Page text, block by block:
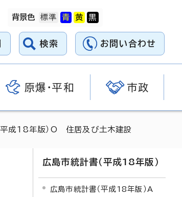
背景色
検索 お問い合わせ
原爆・平和 市政
成18年版）O 住居及び土木建設
広島市統計書（平成18年版）
広島市統計書（平成18年版）A